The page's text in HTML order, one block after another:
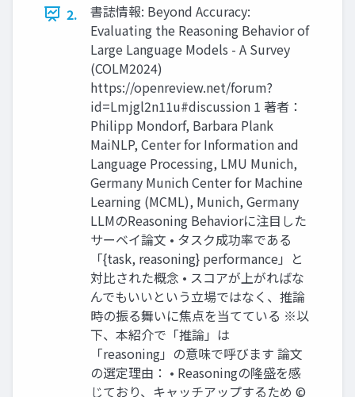
2.
書誌情報: Beyond Accuracy:
Evaluating the Reasoning Behavior of
Large Language Models - A Survey
(COLM2024)
https://openreview.net/forum?
id=Lmjgl2n11u#discussion 1 著者：
Philipp Mondorf, Barbara Plank
MaiNLP, Center for Information and
Language Processing, LMU Munich,
Germany Munich Center for Machine
Learning (MCML), Munich, Germany
LLMのReasoning Behaviorに注目した
サーベイ論文 • タスク成功率である
「{task, reasoning} performance」と
対比された概念 • スコアが上がればな
んでもいいという立場ではなく、推論
時の振る舞いに焦点を当てている ※以
下、本紹介で「推論」は
「reasoning」の意味で呼びます 論文
の選定理由： • Reasoningの隆盛を感
じており、キャッチアップするため ©